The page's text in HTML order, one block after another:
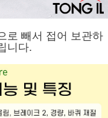
로 빼서 접어 보관하
니다.